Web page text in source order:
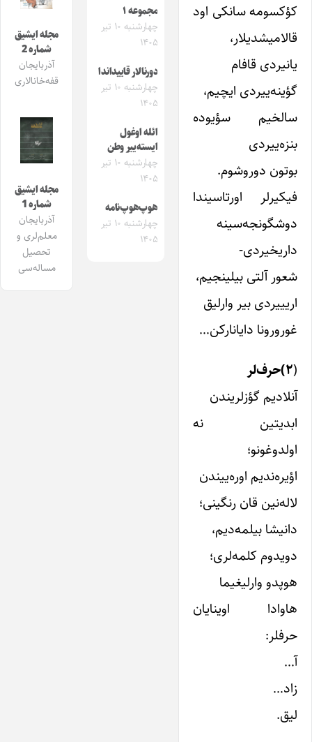
کؤکسومه سانکی اود
قالامیشدیلار،
یانیردی قافام
گؤینه‌ییردی ایچیم،
سالخیم سؤیوده
بنزه‌ییردی
بوتون دوروشوم.
فیکیرلر اورتاسیندا
دوشگونجه‌سینه
داریخیردی-
شعور آلتی بیلینجیم،
اریییردی بیر وارلیق
غورورونا دایانارکن…
(۲)حرف‌لر
آنلادیم گؤزلریندن
ابدیتین نه
اولدوغونو؛
اؤیره‌ندیم اوره‌ییندن
لاله‌نین قان رنگینی؛
دانیشا بیلمه‌دیم،
دویدوم کلمه‌لری؛
هوپدو وارلیغیما
هاوادا اوینایان
حرفلر:
آ…
زاد…
لیق.
مجموعه ۱
چهارشنبه ۱۰ تیر
۱۴۰۵
دورنالار قاییداندا
چهارشنبه ۱۰ تیر
۱۴۰۵
ائله اوغول
ایسته‌ییر وطن
چهارشنبه ۱۰ تیر
۱۴۰۵
هوپ‌هوپ‌نامه
چهارشنبه ۱۰ تیر
۱۴۰۵
مجله ایشیق
شماره 2
آذربایجان
قفه‌خانالاری
مجله ایشیق
شماره 1
آذربایجان
معلم‌لری و
تحصیل
مساله‌سی